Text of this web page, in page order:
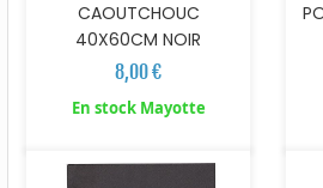
CAOUTCHOUC
40X60CM NOIR
8,00 €
En stock Mayotte